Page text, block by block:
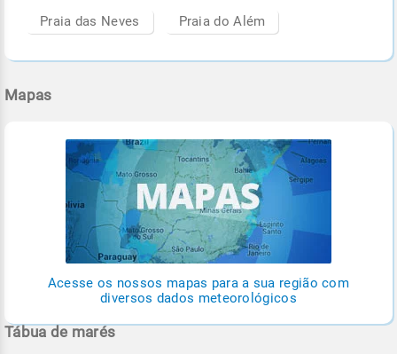
Praia das Neves Praia do Além
Mapas
Acesse os nossos mapas para a sua região com
diversos dados meteorológicos
Tábua de marés